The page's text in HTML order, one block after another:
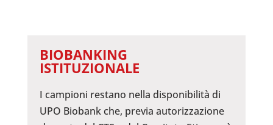
BIOBANKING
ISTITUZIONALE
I campioni restano nella disponibilità di
UPO Biobank che, previa autorizzazione